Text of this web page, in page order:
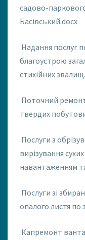
садово-
Басівський.docx
Надання послуг
благоустрою
стихійних
Поточний
твердих
Послуги з
вирізування сухих
навантаженням
Послуги зі
опалого листя по
Капремонт